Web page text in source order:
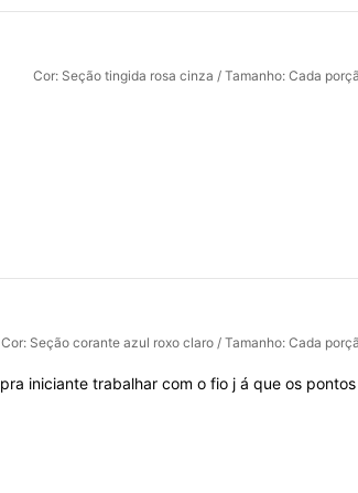
Cor: Seção tingida rosa cinza / Tamanho: Cada
Cor: Seção corante azul roxo claro / Tamanho: Cada
pra iniciantetrabalharcomofio jáqueos